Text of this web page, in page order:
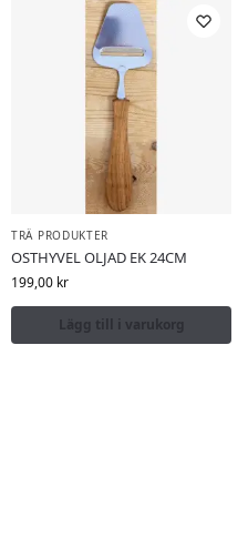
TRÄ PRODUKTER
OSTHYVEL OLJAD EK 24CM
199,00 kr
Lägg till i varukorg